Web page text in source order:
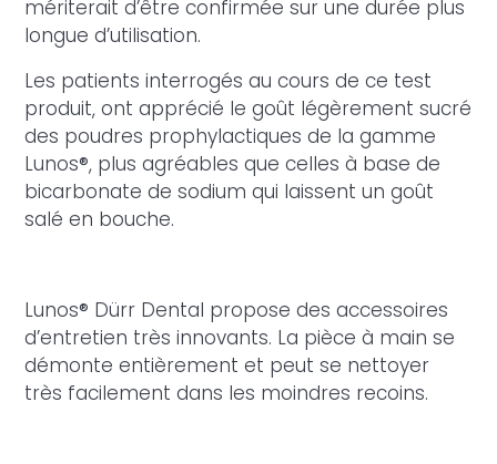
mériterait d’être confirmée sur une durée plus
longue d’utilisation.
Les patients interrogés au cours de ce test
produit, ont apprécié le goût légèrement sucré
des poudres prophylactiques de la gamme
Lunos®, plus agréables que celles à base de
bicarbonate de sodium qui laissent un goût
salé en bouche.
Lunos® Dürr Dental propose des accessoires
d’entretien très innovants. La pièce à main se
démonte entièrement et peut se nettoyer
très facilement dans les moindres recoins.